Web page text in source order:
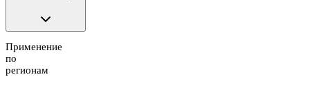
Применение
по
регионам